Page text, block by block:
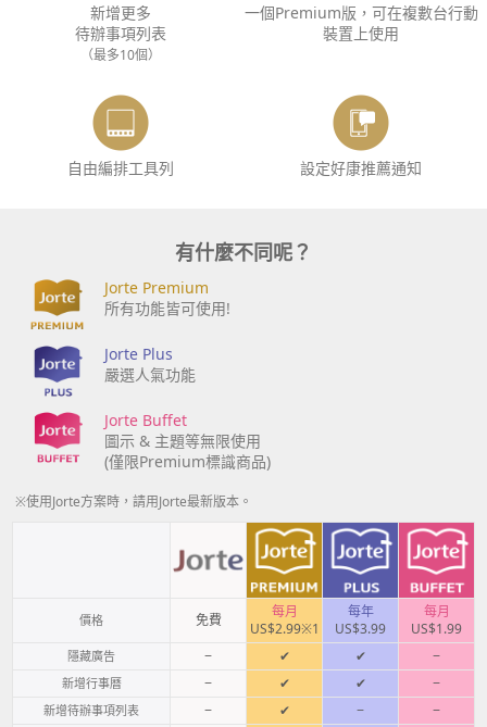
新增更多
待辦事項列表
（最多10個）
一個Premium版，可在複數台行動
裝置上使用
自由編排工具列 設定好康推薦通知
有什麼不同呢？
Jorte Premium
所有功能皆可使用!
Jorte Plus
嚴選人氣功能
Jorte Buffet
圖示 & 主題等無限使用
(僅限Premium標識商品)
※使用Jorte方案時，請用Jorte最新版本。
價格 免費
每月
US$2.99※1
每年
US$3.99
每月
US$1.99
隱藏廣告 − ✔ ✔ −
新增行事曆 − ✔ ✔ −
新增待辦事項列表 − ✔ − −